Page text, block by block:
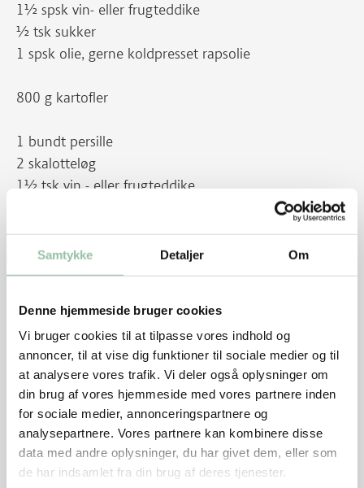
Samtykke Detaljer Om
Denne hjemmeside bruger cookies
Vi bruger cookies til at tilpasse vores indhold og
annoncer, til at vise dig funktioner til sociale medier og til
at analysere vores trafik. Vi deler også oplysninger om
din brug af vores hjemmeside med vores partnere inden
for sociale medier, annonceringspartnere og
analysepartnere. Vores partnere kan kombinere disse
data med andre oplysninger, du har givet dem, eller som
de har indsamlet fra din brug af deres tjenester.
1½ spsk vin- eller frugteddike
½ tsk sukker
1 spsk olie, gerne koldpresset rapsolie
800 g kartofler
1 bundt persille
2 skalotteløg
1½ tsk vin - eller frugteddike
Sådan gør du
Skyl hjertet grundigt i koldt vand, sørg for at rense
Halver hjertet og skær det i 3-4 cm tykke strimler.
Dup tørt med køkkenrulle og krydr med salt og
Kom kødet i en plastikpose sammen med 1 tsk olie.
Masser uden på posen så olien fordeles.
Læg posen i køleskabet.
Halver julesalat på langs. De store i skæres i kvarte.